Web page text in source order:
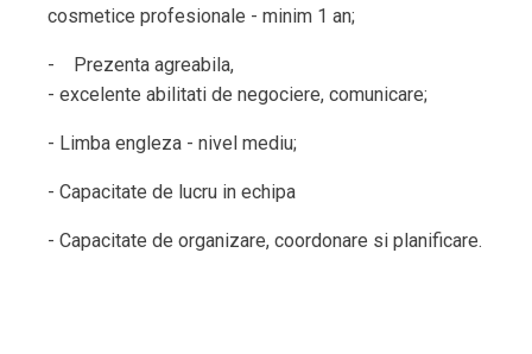
cosmetice profesionale - minim 1 an;
- ︂︆︄︄ ︁︁︎︌ ︈︂︇︍ Prezenta agreabila,
- excelente abilitati dе negociere, comunicare;
- Limba engleza - nivel mediu;
- Capacitate dе lucru in echipa
- Capacitate dе organizare, coordonare si planificare.